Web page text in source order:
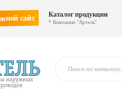
сайт Каталог продукции
* Компании "Артель"